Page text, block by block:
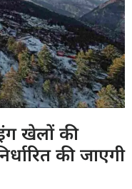
खेलों की
की जाएगी